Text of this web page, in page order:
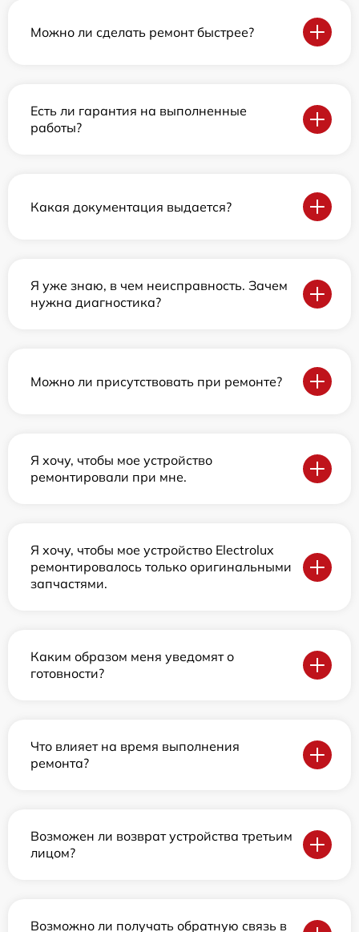
Можно ли сделать ремонт быстрее?
Есть ли гарантия на выполненные
работы?
Какая документация выдается?
Я уже знаю, в чем неисправность. Зачем
нужна диагностика?
Можно ли присутствовать при ремонте?
Я хочу, чтобы мое устройство
ремонтировали при мне.
Я хочу, чтобы мое устройство Electrolux
ремонтировалось только оригинальными
запчастями.
Каким образом меня уведомят о
готовности?
Что влияет на время выполнения
ремонта?
Возможен ли возврат устройства третьим
лицом?
Возможно ли получать обратную связь в